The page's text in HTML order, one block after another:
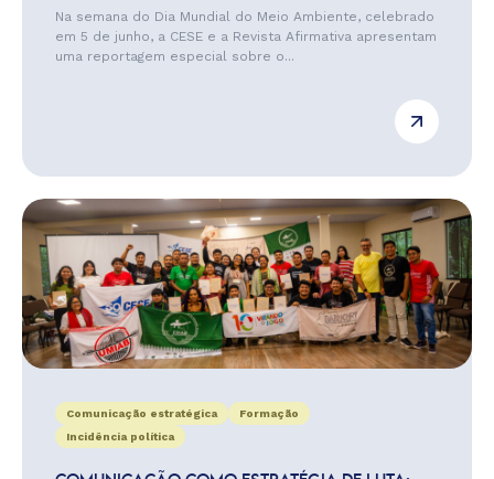
Na semana do Dia Mundial do Meio Ambiente, celebrado
em 5 de junho, a CESE e a Revista Afirmativa apresentam
uma reportagem especial sobre o...
Comunicação estratégica
Formação
Incidência política